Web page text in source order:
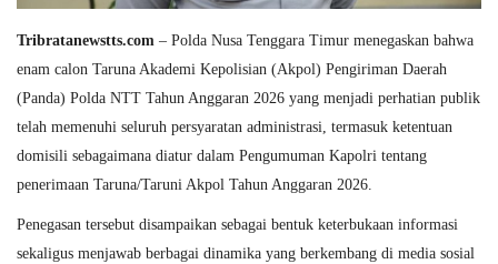
Tribratanewstts.com – Polda Nusa Tenggara Timur menegaskan bahwa
enam calon Taruna Akademi Kepolisian (Akpol) Pengiriman Daerah
(Panda) Polda NTT Tahun Anggaran 2026 yang menjadi perhatian publik
telah memenuhi seluruh persyaratan administrasi, termasuk ketentuan
domisili sebagaimana diatur dalam Pengumuman Kapolri tentang
penerimaan Taruna/Taruni Akpol Tahun Anggaran 2026.
Penegasan tersebut disampaikan sebagai bentuk keterbukaan informasi
sekaligus menjawab berbagai dinamika yang berkembang di media sosial